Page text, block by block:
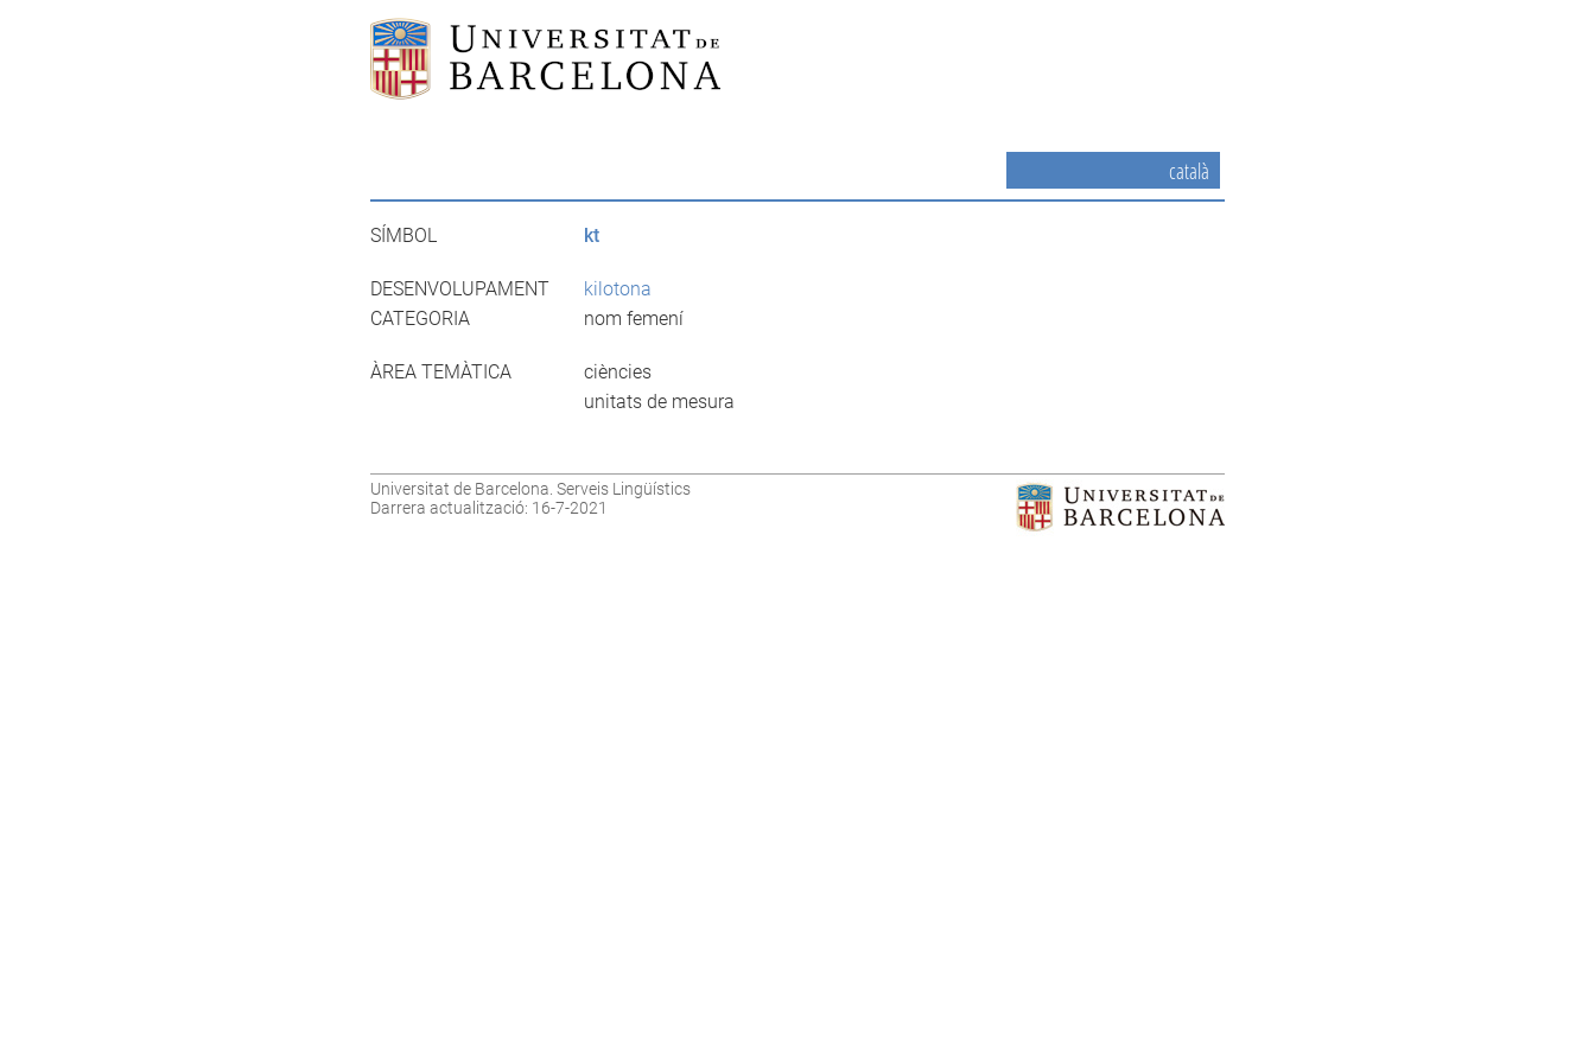
català
SÍMBOL kt
DESENVOLUPAMENT
kilotona
CATEGORIA
nom femení
ÀREA TEMÀTICA
ciències
unitats de mesura
Universitat de Barcelona. Serveis Lingüístics
Darrera actualització: 16-7-2021